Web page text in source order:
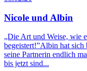
Nicole und Albin
„Die Art und Weise, wie
begeistert!”Albin hat sich
seine Partnerin endlich
bis jetzt sind...